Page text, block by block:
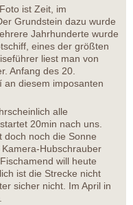
ist Zeit, im
Grundstein dazu wurde
Jahrhunderte wurde
eines der größten
liest man von
Anfang des 20.
an diesem imposanten
alle
20min nach uns.
doch noch die Sonne
Hubschrauber
will heute
ist die Strecke nicht
sicher nicht. Im April in